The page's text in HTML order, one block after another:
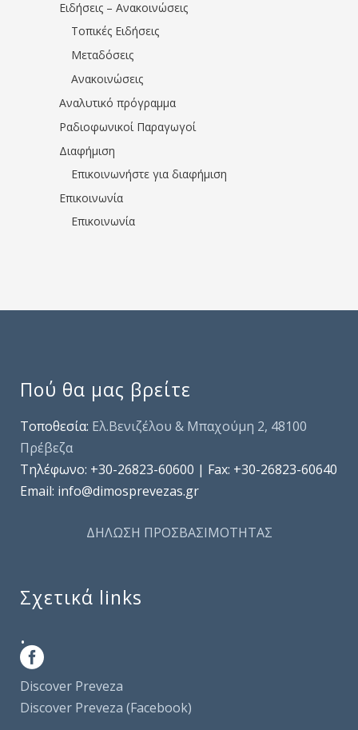
Ειδήσεις – Ανακοινώσεις
Τοπικές Ειδήσεις
Μεταδόσεις
Ανακοινώσεις
Αναλυτικό πρόγραμμα
Ραδιοφωνικοί Παραγωγοί
Διαφήμιση
Επικοινωνήστε για διαφήμιση
Επικοινωνία
Επικοινωνία
Πού θα μας βρείτε
Τοποθεσία: Ελ.Βενιζέλου & Μπαχούμη 2, 48100
Πρέβεζα
Τηλέφωνo: +30-26823-60600 | Fax: +30-26823-60640
Email: info@dimosprevezas.gr
ΔΗΛΩΣΗ ΠΡΟΣΒΑΣΙΜΟΤΗΤΑΣ
Σχετικά links
.
Discover Preveza
Discover Preveza (Facebook)